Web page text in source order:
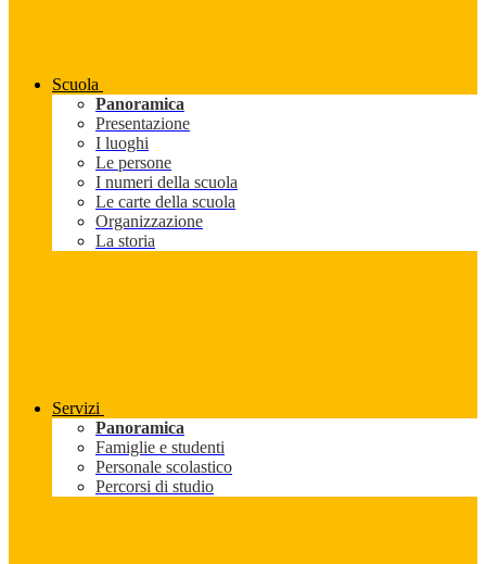
Scuola
Panoramica
Presentazione
I luoghi
Le persone
I numeri della scuola
Le carte della scuola
Organizzazione
La storia
Servizi
Panoramica
Famiglie e studenti
Personale scolastico
Percorsi di studio